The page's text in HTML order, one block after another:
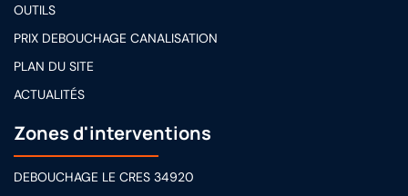
OUTILS
PRIX DEBOUCHAGE CANALISATION
PLAN DU SITE
ACTUALITÉS
Zones d'interventions
DEBOUCHAGE LE CRES 34920